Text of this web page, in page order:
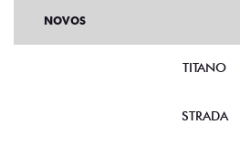
NOVOS
TITANO
STRADA